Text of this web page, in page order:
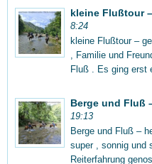
kleine Flußtour
8:24
kleine Flußtour –
, Familie und
Fluß . Es ging erst
Berge und Fluß
19:13
Berge und Fluß –
super , sonnig und
Reiterfahrung